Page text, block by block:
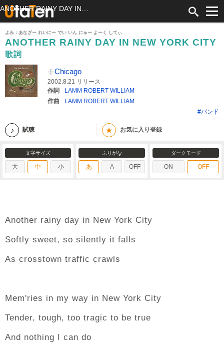
よみ：あなざー れいにー でい いん にゅー よーく してぃ
ANOTHER RAINY DAY IN NEW YORK CITY
歌詞
Chicago
2002.8.21 リリース
作詞
LAMM ROBERT WILLIAM
作曲
LAMM ROBERT WILLIAM
#バンド
試聴 ★ お気に入り登録
文字サイズ
大 中 小
ふりがな
あ A OFF
ダークモード
ON OFF
Another rainy day in New York City
Softly sweet, so silently it falls
As crosstown traffic crawls
Mem'ries in my way in New York City
Tender, tough, too tragic to be true
And nothing I can do